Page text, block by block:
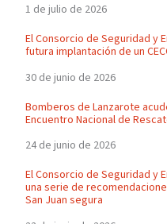
1 de julio de 2026
El Consorcio de Seguridad y
futura implantación de un
30 de junio de 2026
Bomberos de Lanzarote
Encuentro Nacional de
24 de junio de 2026
El Consorcio de Seguridad y
una serie de
San Juan segura